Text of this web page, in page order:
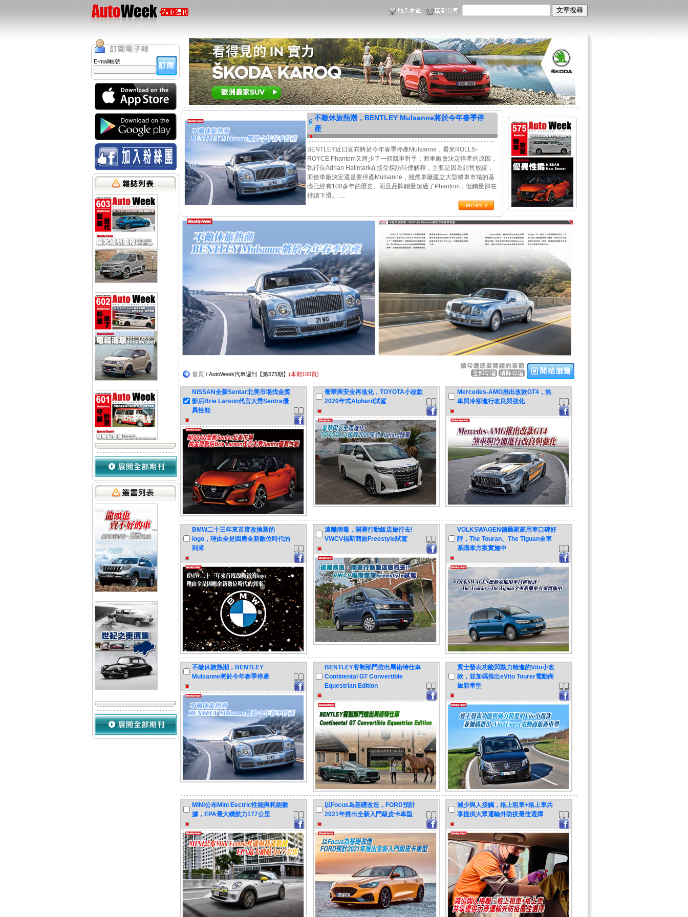
E-mail帳號
不敵休旅熱潮，BENTLEY Mulsanne將於今年春季停
產
BENTLEY近日宣布將於今年春季停產Mulsanne，看來ROLLS-
ROYCE Phantom又將少了一個競爭對手；而車廠會決定停產的原因，
執行長Adrian Hallmark在接受採訪時便解釋，主要是因為銷售放緩，
而使車廠決定還是要停產Mulsanne，雖然車廠建立大型轎車市場的基
礎已經有100多年的歷史、而且品牌銷量超過了Phantom，但銷量卻在
持續下滑。.....
首頁 / AutoWeek汽車週刊【第575期】 (本期100頁)
NISSAN全新Sentar北美市場找金獎
影后Brie Larson代言大秀Sentra優
異性能
奢華與安全再進化，TOYOTA小改款
2020年式Alphard試駕
Mercedes-AMG推出改款GT4，煞
車與冷卻進行改良與強化
BMW二十三年來首度改換新的
logo，理由全是因應全新數位時代的
到來
遠離病毒，開著行動飯店旅行去!
VWCV福斯商旅Freestyle試駕
VOLKSWAGEN德藝家庭用車口碑好
評，The Touran、The Tiguan全車
系購車方案實施中
不敵休旅熱潮，BENTLEY
Mulsanne將於今年春季停產
BENTLEY客制部門推出馬術特仕車
Continental GT Convertible
Equestrian Edition
賓士發表功能與動力精進的Vito小改
款，並加碼推出eVito Tourer電動商
旅新車型
MINI公布Mini Eectric性能與耗能數
據，EPA最大續航力177公里
以Focus為基礎改造，FORD預計
2021年推出全新入門級皮卡車型
減少與人接觸，格上租車+格上車共
享提供大眾運輸外防疫最佳選擇